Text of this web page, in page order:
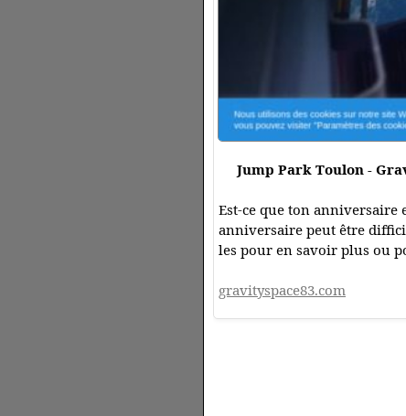
Jump Park Toulon -
Est-ce que ton anniversaire
anniversaire peut être
les pour en savoir plus ou
gravityspace83.com